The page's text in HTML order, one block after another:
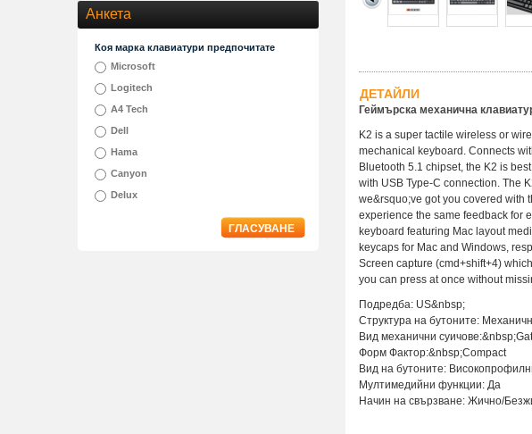
ДЕТАЙЛИ
Геймърска механична
K2 is a super tactile wireless or
mechanical keyboard. Connects
Bluetooth 5.1 chipset, the K2 is
with USB Type-C connection. The
we&rsquo;ve got you covered with
experience the same feedback for
keyboard featuring Mac layout
keycaps for Mac and Windows,
Screen capture (cmd+shift+4)
you can press at once without
Подредба: US&nbsp;
Структура на бутоните:
Вид механични
Форм Фактор:&nbsp;Compact
Вид на бутоните:
Мултимедийни функции: Да
Начин на свързване: Жично/
Анкета
Коя марка клавиатури предпочитате
Microsoft
Logitech
A4 Tech
Dell
Hama
Canyon
Delux
ГЛАСУВАНЕ